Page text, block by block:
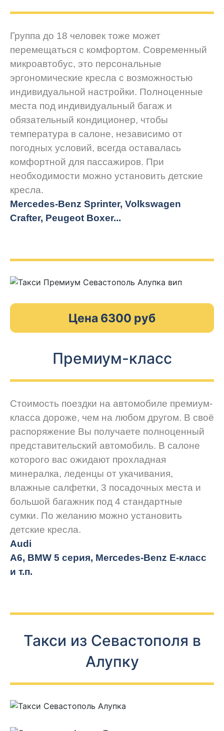
Группа до 18 человек тоже может
перемещаться с комфортом. Современный
микроавтобус, это персональные
эргономические кресла с возможностью
индивидуальной настройки. Полноценные
места под индивидуальный багаж и
обязательный кондиционер, чтобы
температура в салоне, независимо от
погодных условий, всегда оставалась
комфортной для пассажиров. При
необходимости можно установить детские
кресла.
Mercedes-Benz Sprinter, Volkswagen
Crafter, Peugeot Boxer...
Цена 6300 руб
Премиум-класс
Стоимость поездки на автомобиле премиум-
класса дороже, чем на любом другом. В своё
распоряжение Вы получаете полноценный
представительский автомобиль. В салоне
которого вас ожидают прохладная
минералка, леденцы от укачивания,
влажные салфетки, 3 посадочных места и
большой багажник под 4 стандартные
сумки. По желанию можно установить
детские кресла.
Audi
A6, BMW 5 серия, Mercedes-Benz E-класс
и т.п.
Такси из Севастополя в
Алупку